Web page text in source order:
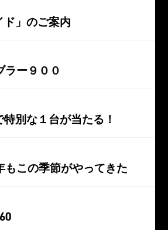
ド」のご案内
ラー９００
特別な１台が当たる！
もこの季節がやってきた